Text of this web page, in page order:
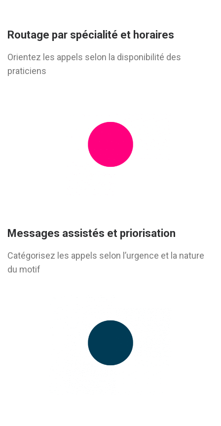
Routage par spécialité et horaires
Orientez les appels selon la disponibilité des
praticiens
Messages assistés et priorisation
Catégorisez les appels selon l’urgence et la nature
du motif